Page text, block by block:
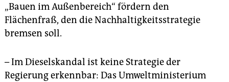
„Bauen im Außenbereich“ fördern den
Flächenfraß, den die Nachhaltigkeitsstrategie
bremsen soll.
– Im Dieselskandal ist keine Strategie der
Regierung erkennbar: Das Umweltministerium